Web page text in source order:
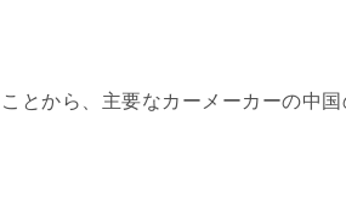
とから、主要なカーメーカーの中